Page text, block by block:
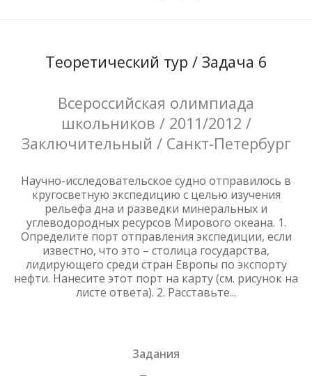
Теоретический тур / Задача 6
Всероссийская олимпиада
школьников / 2011/2012 /
Заключительный / Санкт-Петербург
Научно-исследовательское судно отправилось в
кругосветную экспедицию с целью изучения
рельефа дна и разведки минеральных и
углеводородных ресурсов Мирового океана. 1.
Определите порт отправления экспедиции, если
известно, что это – столица государства,
лидирующего среди стран Европы по экспорту
нефти. Нанесите этот порт на карту (см. рисунок на
листе ответа). 2. Расставьте...
Задания